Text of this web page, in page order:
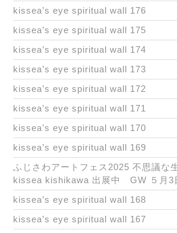
kissea’s eye spiritual wall 176
kissea’s eye spiritual wall 175
kissea’s eye spiritual wall 174
kissea’s eye spiritual wall 173
kissea’s eye spiritual wall 172
kissea’s eye spiritual wall 171
kissea’s eye spiritual wall 170
kissea’s eye spiritual wall 169
ふじさわアートフェス2025 不思議な
kissea kishikawa 出展中 GW ５月3
kissea’s eye spiritual wall 168
kissea’s eye spiritual wall 167